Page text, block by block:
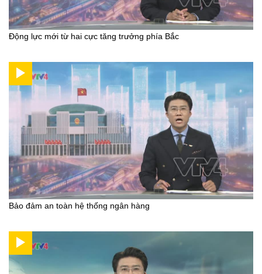
Động lực mới từ hai cực tăng trưởng phía Bắc
Bảo đảm an toàn hệ thống ngân hàng